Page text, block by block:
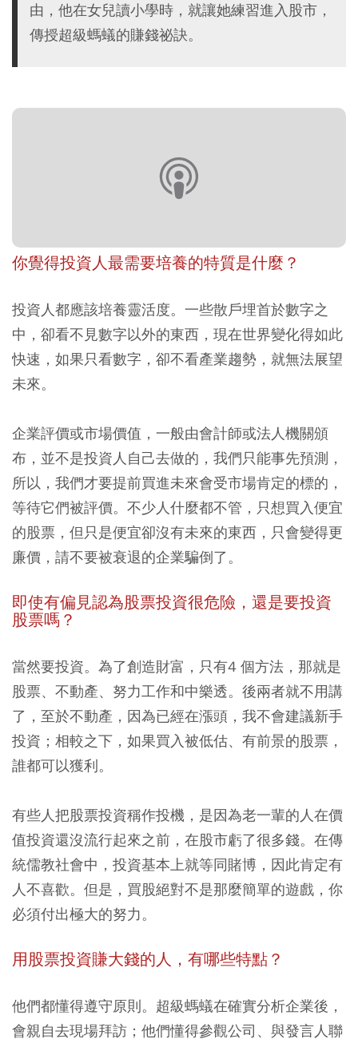
由，他在女兒讀小學時，就讓她練習進入股市，
傳授超級螞蟻的賺錢祕訣。
你覺得投資人最需要培養的特質是什麼？
投資人都應該培養靈活度。一些散戶埋首於數字之
中，卻看不見數字以外的東西，現在世界變化得如此
快速，如果只看數字，卻不看產業趨勢，就無法展望
未來。
企業評價或市場價值，一般由會計師或法人機關頒
布，並不是投資人自己去做的，我們只能事先預測，
所以，我們才要提前買進未來會受市場肯定的標的，
等待它們被評價。不少人什麼都不管，只想買入便宜
的股票，但只是便宜卻沒有未來的東西，只會變得更
廉價，請不要被衰退的企業騙倒了。
即使有偏見認為股票投資很危險，還是要投資
股票嗎？
當然要投資。為了創造財富，只有4 個方法，那就是
股票、不動產、努力工作和中樂透。後兩者就不用講
了，至於不動產，因為已經在漲頭，我不會建議新手
投資；相較之下，如果買入被低估、有前景的股票，
誰都可以獲利。
有些人把股票投資稱作投機，是因為老一輩的人在價
值投資還沒流行起來之前，在股市虧了很多錢。在傳
統儒教社會中，投資基本上就等同賭博，因此肯定有
人不喜歡。但是，買股絕對不是那麼簡單的遊戲，你
必須付出極大的努力。
用股票投資賺大錢的人，有哪些特點？
他們都懂得遵守原則。超級螞蟻在確實分析企業後，
會親自去現場拜訪；他們懂得參觀公司、與發言人聯